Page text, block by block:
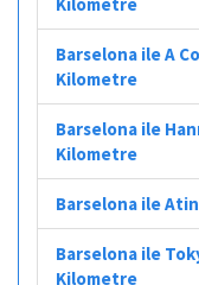
Barselona ile A
Kilometre
Barselona ile
Kilometre
Barselona ile
Barselona ile
Kilometre